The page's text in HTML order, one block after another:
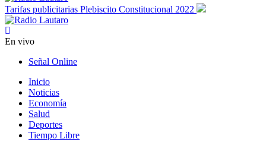
Tarifas publicitarias Plebiscito Constitucional 2022
En vivo
Señal Online
Inicio
Noticias
Economía
Salud
Deportes
Tiempo Libre